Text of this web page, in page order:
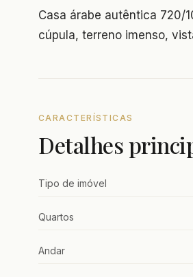
Casa árabe autêntica 720/
cúpula, terreno imenso,
CARACTERÍSTICAS
Detalhes
Tipo de imóvel
Quartos
Andar